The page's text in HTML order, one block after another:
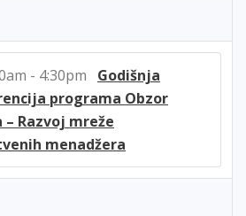
- 4:30pm Godišnja
programa Obzor
– Razvoj mreže
menadžera